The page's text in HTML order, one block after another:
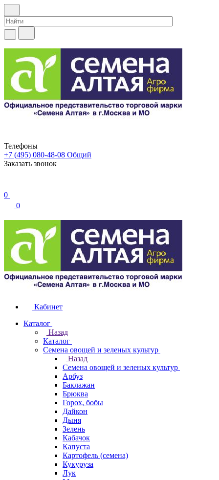
Телефоны
+7 (495) 080-48-08 Общий
Заказать звонок
0
0
Кабинет
Каталог
Назад
Каталог
Семена овощей и зеленых культур
Назад
Семена овощей и зеленых культур
Арбуз
Баклажан
Брюква
Горох, бобы
Дайкон
Дыня
Зелень
Кабачок
Капуста
Картофель (семена)
Кукуруза
Лук